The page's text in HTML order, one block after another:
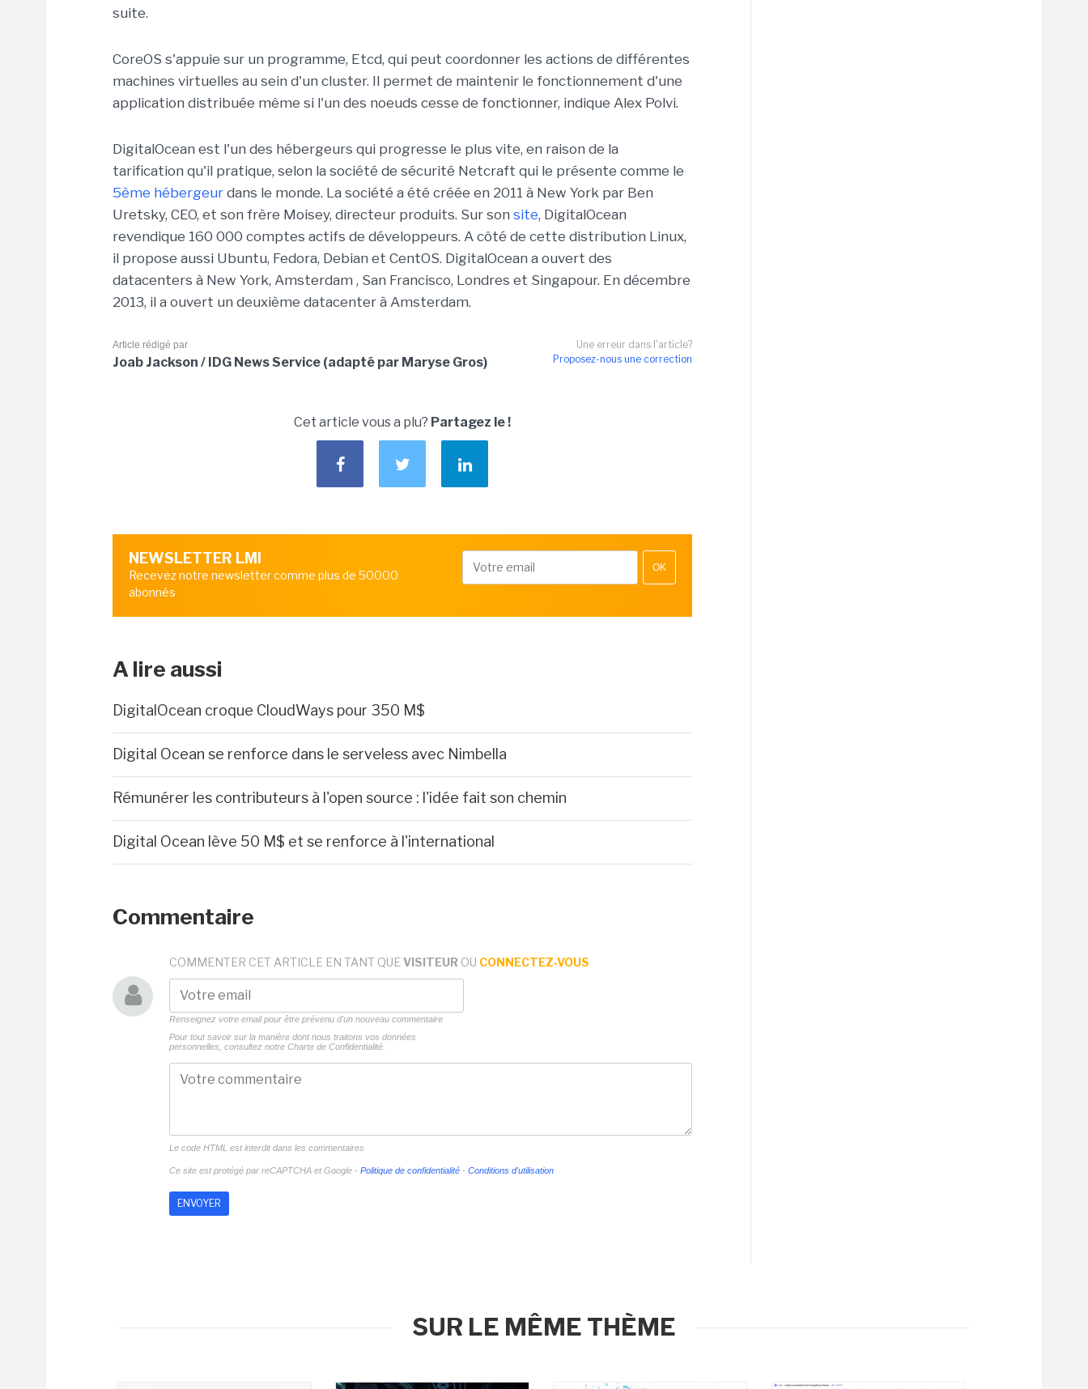
suite.
CoreOS s'appuie sur un programme, Etcd, qui peut coordonner les actions de différentes
machines virtuelles au sein d'un cluster. Il permet de maintenir le fonctionnement d'une
application distribuée même si l'un des noeuds cesse de fonctionner, indique Alex Polvi.
DigitalOcean est l'un des hébergeurs qui progresse le plus vite, en raison de la
tarification qu'il pratique, selon la société de sécurité Netcraft qui le présente comme le
5ème hébergeur dans le monde. La société a été créée en 2011 à New York par Ben
Uretsky, CEO, et son frère Moisey, directeur produits. Sur son site, DigitalOcean
revendique 160 000 comptes actifs de développeurs. A côté de cette distribution Linux,
il propose aussi Ubuntu, Fedora, Debian et CentOS. DigitalOcean a ouvert des
datacenters à New York, Amsterdam , San Francisco, Londres et Singapour. En décembre
2013, il a ouvert un deuxième datacenter à Amsterdam.
Une erreur dans l'article?
Proposez-nous une correction
Article rédigé par
Joab Jackson / IDG News Service (adapté par Maryse Gros)
Cet article vous a plu? Partagez le !
NEWSLETTER LMI
Recevez notre newsletter comme plus de 50000
abonnés
OK
A lire aussi
DigitalOcean croque CloudWays pour 350 M$
Digital Ocean se renforce dans le serveless avec Nimbella
Rémunérer les contributeurs à l'open source : l'idée fait son chemin
Digital Ocean lève 50 M$ et se renforce à l'international
Commentaire
COMMENTER CET ARTICLE EN TANT QUE VISITEUR OU CONNECTEZ-VOUS
Renseignez votre email pour être prévenu d'un nouveau commentaire
Pour tout savoir sur la manière dont nous traitons vos données
personnelles, consultez notre Charte de Confidentialité.
Le code HTML est interdit dans les commentaires
Ce site est protégé par reCAPTCHA et Google - Politique de confidentialité - Conditions d'utilisation
SUR LE MÊME THÈME